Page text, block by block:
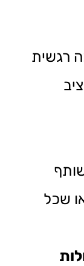
רגשית
שכל